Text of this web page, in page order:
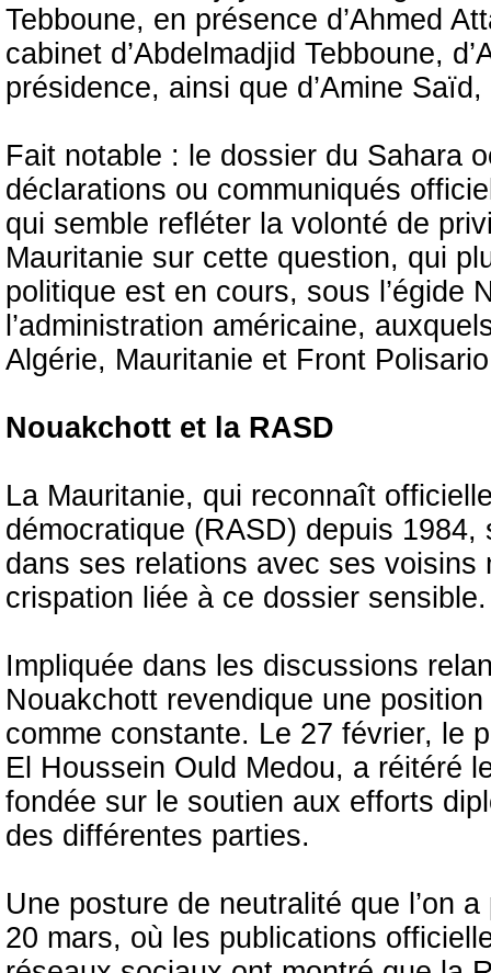
Tebboune, en présence d’Ahmed
cabinet d’Abdelmadjid Tebboune,
présidence, ainsi que d’Amine
Fait notable : le dossier du Sahara
déclarations ou communiqués
qui semble refléter la volonté de
Mauritanie sur cette question, qui
politique est en cours, sous l’égide
l’administration américaine,
Algérie, Mauritanie et Front
Nouakchott et la RASD
La Mauritanie, qui reconnaît
démocratique (RASD) depuis
dans ses relations avec ses
crispation liée à ce dossier sensible.
Impliquée dans les discussions
Nouakchott revendique une
comme constante. Le 27 février, le
El Houssein Ould Medou, a réitéré
fondée sur le soutien aux efforts
des différentes parties.
Une posture de neutralité que l’on
20 mars, où les publications